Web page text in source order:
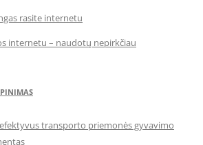
rasite internetu
internetu – naudotų nepirkčiau
transporto priemonės gyvavimo